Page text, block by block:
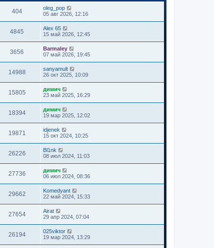
404
oleg_pop
05 авг 2026, 12:16
4845
Alex 65
15 май 2026, 12:45
3656
Barmaley
07 май 2026, 19:45
14988
sanyamult
26 окт 2025, 10:09
15805
димич
23 май 2025, 16:29
18394
димич
19 мар 2025, 12:02
19871
idjenek
15 окт 2024, 10:25
26226
Bl1nk
08 июл 2024, 11:03
27736
димич
06 июл 2024, 08:36
29662
Komedyant
22 май 2024, 15:33
27654
Airat
29 апр 2024, 07:04
26194
025viktor
19 мар 2024, 13:29